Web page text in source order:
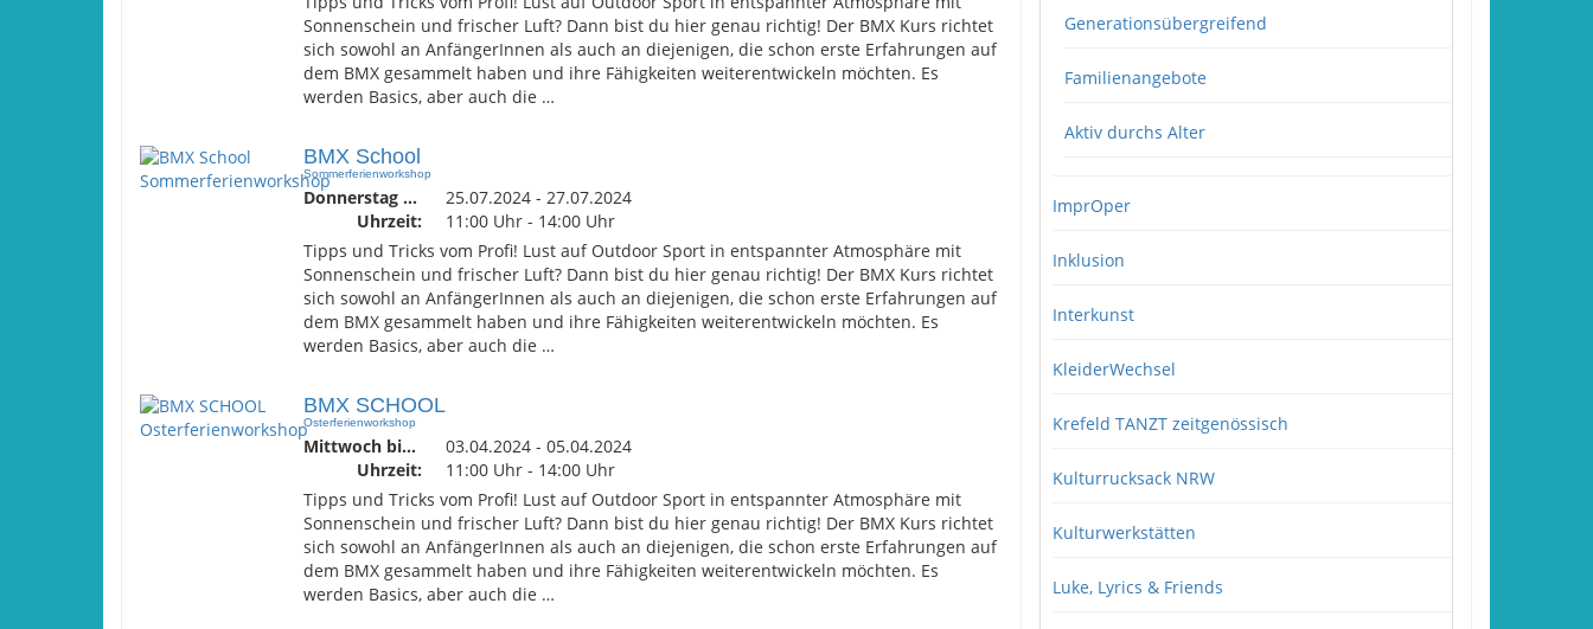
Sonnenschein und frischer Luft? Dann bist du hier genau richtig! Der BMX Kurs richtet
sich sowohl an AnfängerInnen als auch an diejenigen, die schon erste Erfahrungen auf
dem BMX gesammelt haben und ihre Fähigkeiten weiterentwickeln möchten. Es
werden Basics, aber auch die …
BMX School
Sommerferienworkshop
Donnerstag - Samstag
25.07.2024 - 27.07.2024
Uhrzeit:
11:00 Uhr - 14:00 Uhr
Tipps und Tricks vom Profi! Lust auf Outdoor Sport in entspannter Atmosphäre mit
Sonnenschein und frischer Luft? Dann bist du hier genau richtig! Der BMX Kurs richtet
sich sowohl an AnfängerInnen als auch an diejenigen, die schon erste Erfahrungen auf
dem BMX gesammelt haben und ihre Fähigkeiten weiterentwickeln möchten. Es
werden Basics, aber auch die …
BMX SCHOOL
Osterferienworkshop
Mittwoch bis Freitag
03.04.2024 - 05.04.2024
Uhrzeit:
11:00 Uhr - 14:00 Uhr
Tipps und Tricks vom Profi! Lust auf Outdoor Sport in entspannter Atmosphäre mit
Sonnenschein und frischer Luft? Dann bist du hier genau richtig! Der BMX Kurs richtet
sich sowohl an AnfängerInnen als auch an diejenigen, die schon erste Erfahrungen auf
dem BMX gesammelt haben und ihre Fähigkeiten weiterentwickeln möchten. Es
werden Basics, aber auch die …
Generationsübergreifend
Familienangebote
Aktiv durchs Alter
ImprOper
Inklusion
Interkunst
KleiderWechsel
Krefeld TANZT zeitgenössisch
Kulturrucksack NRW
Kulturwerkstätten
Luke, Lyrics & Friends